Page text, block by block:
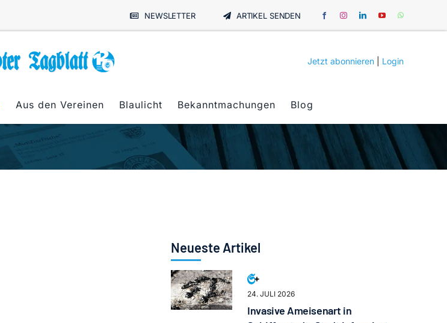
NEWSLETTER ARTIKEL SENDEN
Jetzt abonnieren Login
Aus den Vereinen Blaulicht Bekanntmachungen Blog
Neueste Artikel
24. JULI 2026
Invasive Ameisenart in